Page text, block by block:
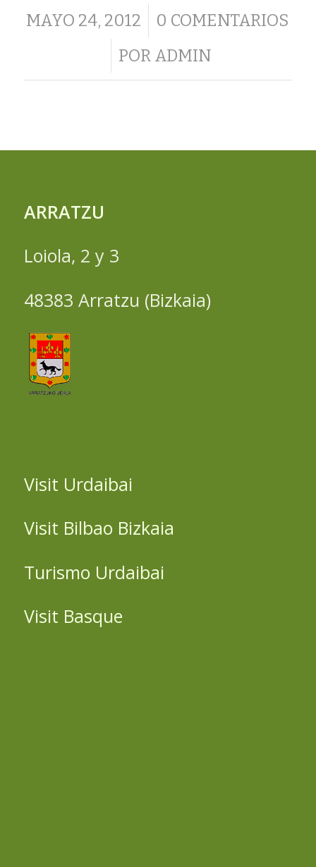
MAYO 24, 2012
/ 0 COMENTARIOS
POR ADMIN
ARRATZU
Loiola, 2 y 3
48383 Arratzu (Bizkaia)
Visit Urdaibai
Visit Bilbao Bizkaia
Turismo Urdaibai
Visit Basque